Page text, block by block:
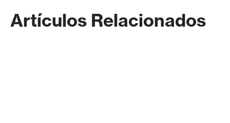
Artículos Relacionados